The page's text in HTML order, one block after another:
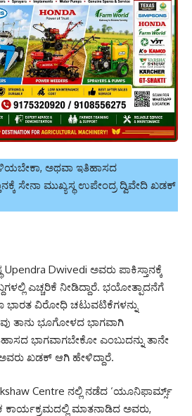
ಅಥವಾ ಇತಿಹಾಸದ
ಸೇನಾ ಮುಖ್ಯಸ್ಥ ಉಪೇಂದ್ರ ದ್ವಿವೇದಿ ಖಡಕ್
Dwivedi ಅವರು ಪಾಕಿಸ್ತಾನಕ್ಕೆ
ಎಚ್ಚರಿಕೆ ನೀಡಿದ್ದಾರೆ. ಭಯೋತ್ಪಾದನೆಗೆ
ಭಾರತ ವಿರೋಧಿ ಚಟುವಟಿಕೆಗಳನ್ನು
ತಾನು ಭೂಗೋಳದ ಭಾಗವಾಗಿ
ಭಾಗವಾಗಬೇಕೋ ಎಂಬುದನ್ನು ತಾನೇ
ಖಡಕ್ ಆಗಿ ಹೇಳಿದ್ದಾರೆ.
Centre ನಲ್ಲಿ ನಡೆದ ‘ಯೂನಿಫಾರ್ಮ್ಸ್
ಕಾರ್ಯಕ್ರಮದಲ್ಲಿ ಮಾತನಾಡಿದ ಅವರು,